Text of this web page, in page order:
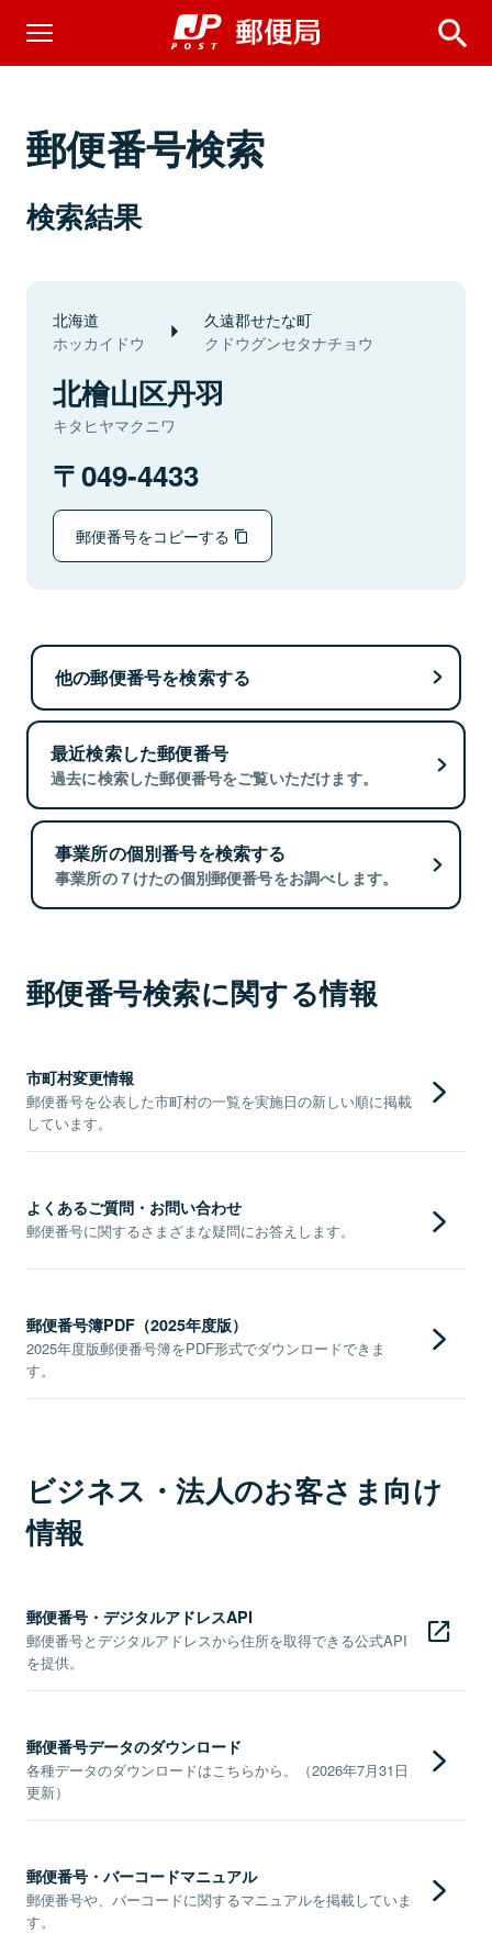
郵便番号検索
検索結果
北海道
ホッカイドウ
久遠郡せたな町
クドウグンセタナチョウ
北檜山区丹羽
キタヒヤマクニワ
049-4433
郵便番号をコピーする
他の郵便番号を検索する
最近検索した郵便番号
過去に検索した郵便番号をご覧いただけます。
事業所の個別番号を検索する
事業所の７けたの個別郵便番号をお調べします。
郵便番号検索に関する情報
市町村変更情報
郵便番号を公表した市町村の一覧を実施日の新しい順に掲載
しています。
よくあるご質問・お問い合わせ
郵便番号に関するさまざまな疑問にお答えします。
郵便番号簿PDF（2025年度版）
2025年度版郵便番号簿をPDF形式でダウンロードできま
す。
ビジネス・法人のお客さま向け
情報
郵便番号・デジタルアドレスAPI
郵便番号とデジタルアドレスから住所を取得できる公式API
を提供。
郵便番号データのダウンロード
各種データのダウンロードはこちらから。（2026年7月31日
更新）
郵便番号・バーコードマニュアル
郵便番号や、バーコードに関するマニュアルを掲載していま
す。